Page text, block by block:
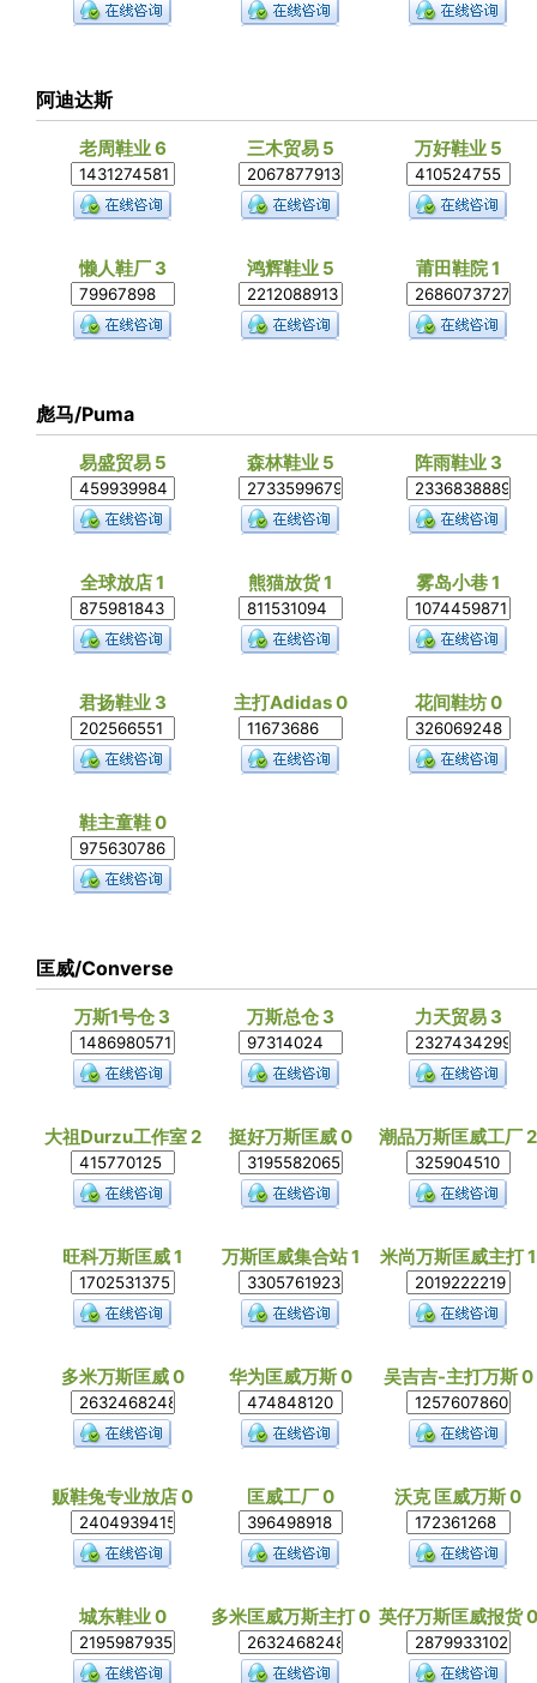
阿迪达斯
老周鞋业 6 三木贸易 5 万好鞋业 5
懒人鞋厂 3 鸿辉鞋业 5 莆田鞋院 1
彪马/Puma
易盛贸易 5 森林鞋业 5 阵雨鞋业 3
全球放店 1 熊猫放货 1 雾岛小巷 1
君扬鞋业 3 主打Adidas 0 花间鞋坊 0
鞋主童鞋 0
匡威/Converse
万斯1号仓 3 万斯总仓 3 力天贸易 3
大祖Durzu工作室 2 挺好万斯匡威 0 潮品万斯匡威工厂 2
旺科万斯匡威 1 万斯匡威集合站 1 米尚万斯匡威主打 1
多米万斯匡威 0 华为匡威万斯 0 吴吉吉-主打万斯 0
贩鞋兔专业放店 0 匡威工厂 0 沃克 匡威万斯 0
城东鞋业 0 多米匡威万斯主打 0 英仔万斯匡威报货 0